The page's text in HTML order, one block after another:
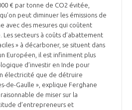
€ par tonne de CO2 évitée,
peut diminuer les émissions de
avec des mesures qui coûtent
Les secteurs à coûts d’abattement
» à décarboner, se situent dans
Européen, il est infiniment plus
d’investir en Inde pour
électricité que de détruire
de-Gaulle », explique Ferghane
de miser sur la
d’entrepreneurs et